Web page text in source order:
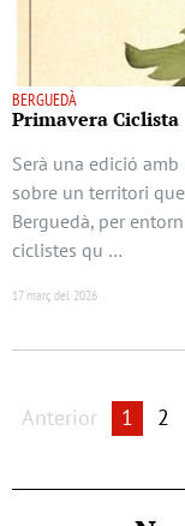
BERGUEDÀ
Primavera Ciclista
Serà una edició
sobre un territori
Berguedà, per
ciclistes qu …
17 març del 2026
Anterior 1 2